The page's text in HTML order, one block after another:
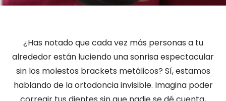
¿Has notado que cada vez más personas a tu
alrededor están luciendo una sonrisa espectacular
sin los molestos brackets metálicos? Sí, estamos
hablando de la ortodoncia invisible. Imagina poder